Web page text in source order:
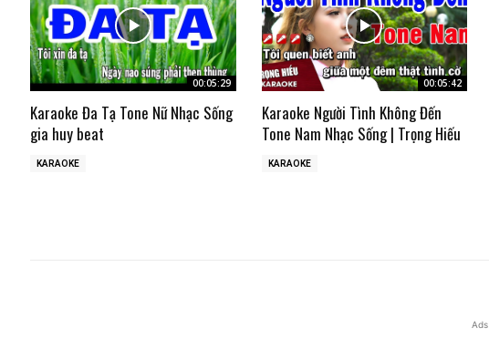
00:05:29
Karaoke Đa Tạ Tone Nữ Nhạc Sống
gia huy beat
KARAOKE
00:05:42
Karaoke Người Tình Không Đến
Tone Nam Nhạc Sống | Trọng Hiếu
KARAOKE
Ads